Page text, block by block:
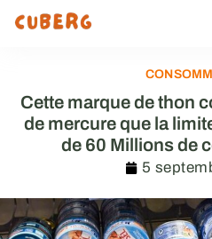
Cette marque de thon
de mercure que la
de 60 Millions de
5